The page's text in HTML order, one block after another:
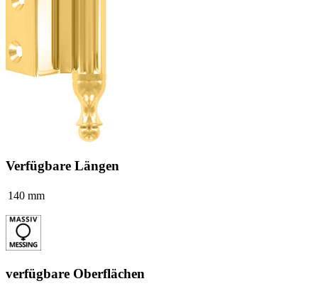
Verfügbare Längen
140 mm
verfügbare Oberflächen